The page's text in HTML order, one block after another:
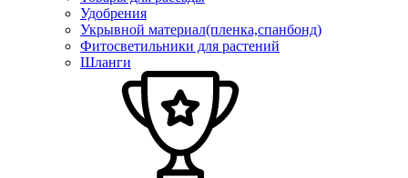
Удобрения
Укрывной материал(пленка,спанбонд)
Фитосветильники для растений
Шланги